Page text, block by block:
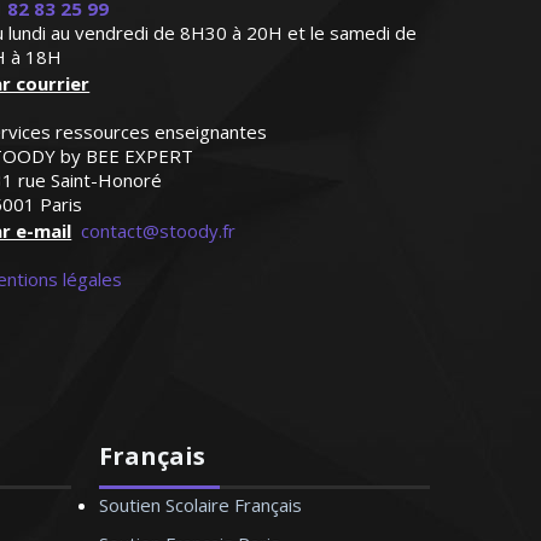
un 18/20 au troisième
82 83 25 99
lundi au vendredi de 8H30 à 20H et le samedi de
à 18H
courrier
ressources enseignantes
by BEE EXPERT
rue Saint-Honoré
Paris
e-mail contact@stoody.fr
légales
Français
Soutien Scolaire Français